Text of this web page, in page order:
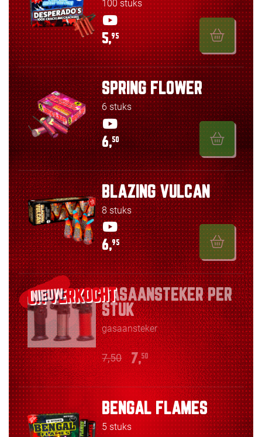
100 stuks
5,95
SPRING FLOWER
6 stuks
6,50
BLAZING VULCAN
8 stuks
6,95
NIEUW
GASAANSTEKER PER
STUK
gasaansteker
7,50 7,50
BENGAL FLAMES
5 stuks